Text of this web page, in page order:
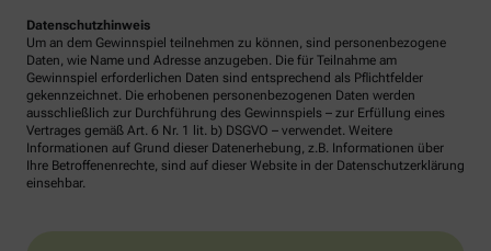
Datenschutzhinweis
Um an dem Gewinnspiel teilnehmen zu können, sind personenbezogene
Daten, wie Name und Adresse anzugeben. Die für Teilnahme am
Gewinnspiel erforderlichen Daten sind entsprechend als Pflichtfelder
gekennzeichnet. Die erhobenen personenbezogenen Daten werden
ausschließlich zur Durchführung des Gewinnspiels – zur Erfüllung eines
Vertrages gemäß Art. 6 Nr. 1 lit. b) DSGVO – verwendet. Weitere
Informationen auf Grund dieser Datenerhebung, z.B. Informationen über
Ihre Betroffenenrechte, sind auf dieser Website in der Datenschutzerklärung
einsehbar.